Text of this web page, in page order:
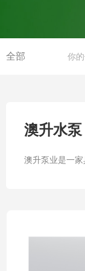
全部 你
澳升水泵
澳升泵业是一